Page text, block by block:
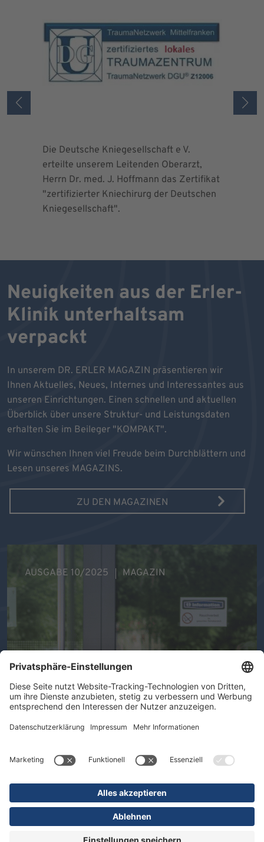
Die Deutsche Kniegesellschaft e V.
erteilte unserem Leitenden Oberarzt,
Herrn Dr. med. J. Hoffmann das Zertifikat
"zertifizierter Kniechirurg der Deutschen
Kniegesellschaft".
Neuigkeiten aus der Erler-
Klinik unterhaltsam
verpackt
In unserem DR. ERLER MAGAZIN präsentieren wir
Ihnen Aktuelles, Neues, Internes und Interessantes aus
unseren Einrichtungen. Einen schnellen und aktuellen
Überblick über unsere Struktur- und Leistungsdaten
erhalten Sie im Beileger "KOMPAKT".
Wir wünschen Ihnen viel Freude beim Durchblättern und
Lesen unseres MAGAZINS.
ZU DEN MAGAZINEN
Ihre Gesundheit im Mittelpunkt -
Therapeutische Vielfalt in der DR.
AUSGABE 10/2025 MAGAZIN